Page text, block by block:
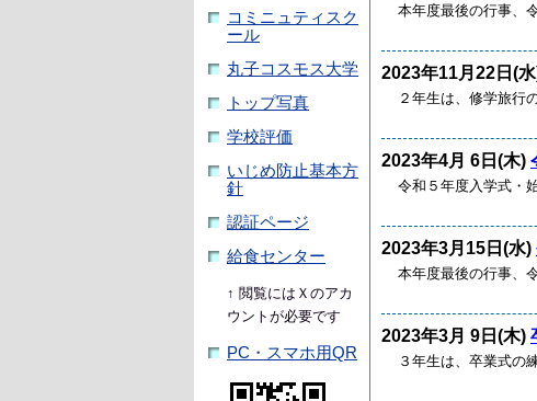
コミニュティスク
ール
丸子コスモス大学
トップ写真
学校評価
いじめ防止基本方
針
認証ページ
給食センター
↑ 閲覧にはＸのアカ
ウントが必要です
PC・スマホ用QR
本年度最後の行事、
2023年11月22日(
２年生は、修学旅行
2023年4月 6日(木)
令和５年度入学式・
2023年3月15日(水)
本年度最後の行事、
2023年3月 9日(木)
３年生は、卒業式